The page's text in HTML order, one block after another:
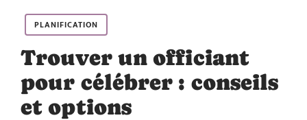
PLANIFICATION
Trouver un officiant
pour célébrer : conseils
et options